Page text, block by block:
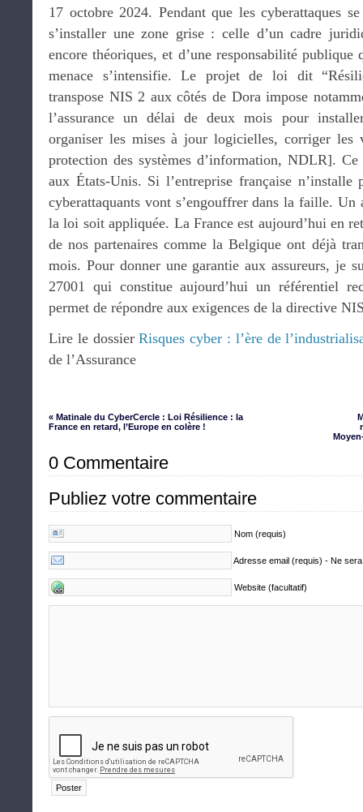
17 octobre 2024. Pendant que les cyberattaques
s’installer une zone grise : celle d’un cadre
encore théoriques, et d’une responsabilité publique
menace s’intensifie. Le projet de loi dit
transpose NIS 2 aux côtés de Dora impose
l’assurance un délai de deux mois pour
organiser les mises à jour logicielles, corriger les
protection des systèmes d’information, NDLR].
aux États-Unis. Si l’entreprise française n’installe
cyberattaquants vont s’engouffrer dans la faille. Un
la loi soit appliquée. La France est aujourd’hui en
de nos partenaires comme la Belgique ont déjà
mois. Pour donner une garantie aux assureurs, je
27001 qui constitue aujourd’hui un référentiel
permet de répondre aux exigences de la directive
Lire le dossierRisques cyber : l’ère de
de l’Assurance
« Matinale du CyberCercle : Loi Résilience : la
France en retard, l’Europe en colère !
0 Commentaire
Publiez votre commentaire
Nom (requis)
Adresse email (requis) - Ne
Website (facultatif)